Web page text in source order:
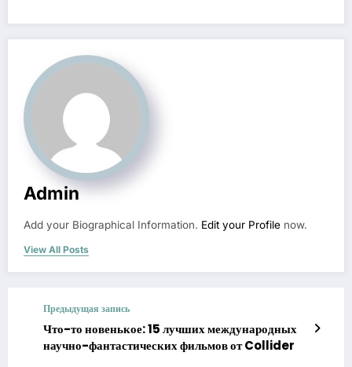
Admin
Add your Biographical Information. Edit your Profile now.
View All Posts
Предыдущая запись
Что-то новенькое: 15 лучших международных
научно-фантастических фильмов от Collider